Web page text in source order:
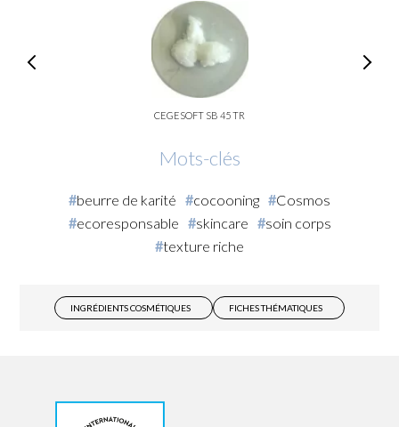
CEGESOFT SB 45 TR
Mots-clés
beurre de karité cocooning
Cosmos
ecoresponsable
skincare
soin corps
texture riche
INGRÉDIENTS COSMÉTIQUES FICHES THÉMATIQUES